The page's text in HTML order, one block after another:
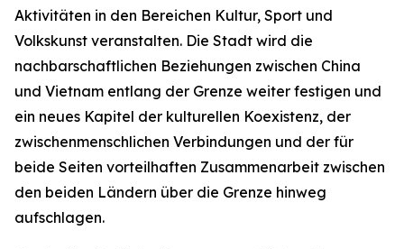
Aktivitäten in den Bereichen Kultur, Sport und
Volkskunst veranstalten. Die Stadt wird die
nachbarschaftlichen Beziehungen zwischen China
und Vietnam entlang der Grenze weiter festigen und
ein neues Kapitel der kulturellen Koexistenz, der
zwischenmenschlichen Verbindungen und der für
beide Seiten vorteilhaften Zusammenarbeit zwischen
den beiden Ländern über die Grenze hinweg
aufschlagen.